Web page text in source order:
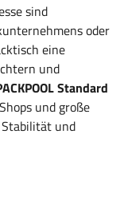
sind
oder
eine
und
Standard
und große
und